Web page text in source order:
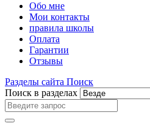
Обо мне
Мои контакты
правила школы
Оплата
Гарантии
Отзывы
Разделы сайта Поиск
Поиск в разделах